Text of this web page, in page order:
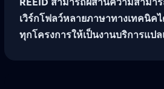
เวิร์กโฟลว์หลายภาษาทางเทคนิค
ทุกโครงการให้เป็นงานบริการแป